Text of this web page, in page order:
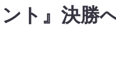
ト』決勝